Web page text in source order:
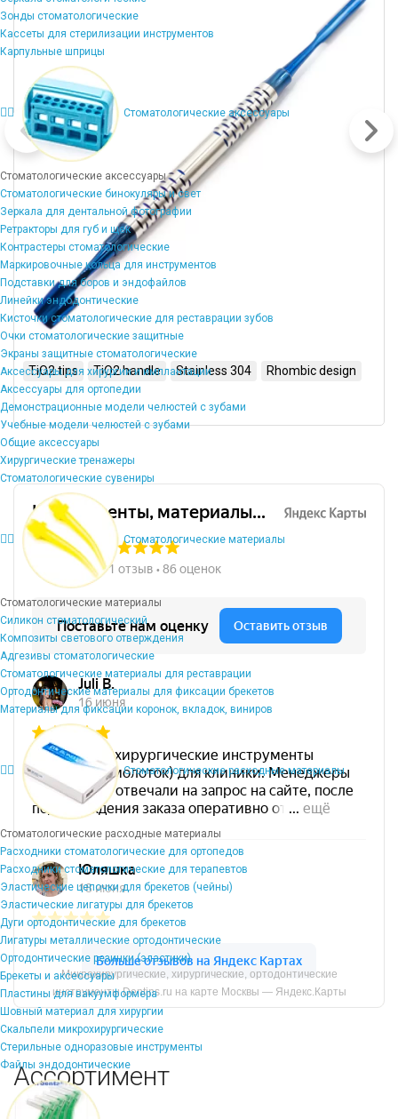
Зонды стоматологические
Кассеты для стерилизации инструментов
Карпульные шприцы
Стоматологические аксессуары
Стоматологические аксессуары
Стоматологические бинокуляры и свет
Зеркала для дентальной фотографии
Ретракторы для губ и щек
Контрастеры стоматологические
Маркировочные кольца для инструментов
Подставки для боров и эндофайлов
Линейки эндодонтические
Кисточки стоматологические для реставрации зубов
Очки стоматологические защитные
Экраны защитные стоматологические
Аксессуары для хирургии и имплантации
Аксессуары для ортопедии
Демонстрационные модели челюстей с зубами
Учебные модели челюстей с зубами
Общие аксессуары
Хирургические тренажеры
Стоматологические сувениры
Стоматологические материалы
Стоматологические материалы
Силикон стоматологический
Композиты светового отверждения
Адгезивы стоматологические
Стоматологические материалы для реставрации
Ортодонтические материалы для фиксации брекетов
Материалы для фиксации коронок, вкладок, виниров
Стоматологические расходные материалы
Стоматологические расходные материалы
Расходники стоматологические для ортопедов
Расходники стоматологические для терапевтов
Эластические цепочки для брекетов (чейны)
Эластические лигатуры для брекетов
Дуги ортодонтические для брекетов
Лигатуры металлические ортодонтические
Ортодонтические резинки (эластики)
Брекеты и аксессуары
Пластины для вакуумформера
Шовный материал для хирургии
Скальпели микрохирургические
Стерильные одноразовые инструменты
Файлы эндодонтические
TiO2 tips TiO2 handle Stainless 304 Rhombic design
Микрохирургические, хирургические, ортодонтические
инструменты Dentins.ru на карте Москвы — Яндекс.Карты
Ассортимент